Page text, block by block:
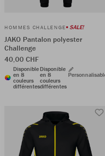
HOMMES CHALLENGE SALE!
JAKO Pantalon polyester
Challenge
40,00 CHF
Disponible
en 8
couleurs
différentes
Disponible
en 8
couleurs
différentes